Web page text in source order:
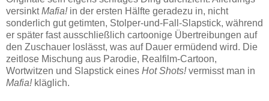
versinktMafia!in der ersten Hälfte geradezu in, nicht
sonderlich gut getimten, Stolper-und-Fall-Slapstick, während
er später fast ausschließlich cartoonige Übertreibungen auf
den Zuschauer loslässt, was auf Dauer ermüdend wird. Die
zeitlose Mischung aus Parodie, Realfilm-Cartoon,
Wortwitzen und Slapstick eines Hot Shots!vermisst man in
Mafia! kläglich.